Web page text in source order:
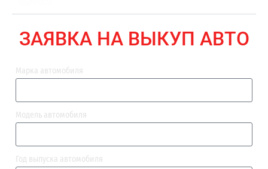
ЗАЯВКА НА ВЫКУП АВТО
Марка автомобиля
Модель автомобиля
Год выпуска автомобиля